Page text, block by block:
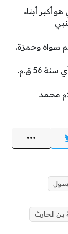
أكبر أبناء
سواه وحمزة.
56 ق.م.
محمد.
بن الحارث